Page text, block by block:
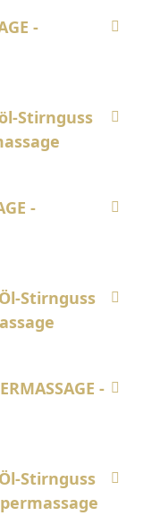
-
Stirnguss
-
Stirnguss
-
Stirnguss